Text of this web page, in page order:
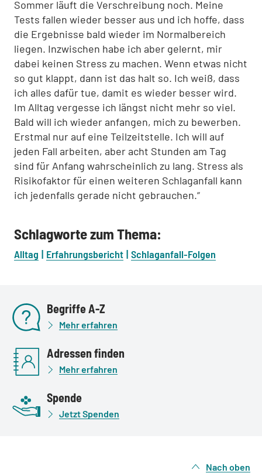
Sommer läuft die Verschreibung noch. Meine
Tests fallen wieder besser aus und ich hoffe, dass
die Ergebnisse bald wieder im Normalbereich
liegen. Inzwischen habe ich aber gelernt, mir
dabei keinen Stress zu machen. Wenn etwas nicht
so gut klappt, dann ist das halt so. Ich weiß, dass
ich alles dafür tue, damit es wieder besser wird.
Im Alltag vergesse ich längst nicht mehr so viel.
Bald will ich wieder anfangen, mich zu bewerben.
Erstmal nur auf eine Teilzeitstelle. Ich will auf
jeden Fall arbeiten, aber acht Stunden am Tag
sind für Anfang wahrscheinlich zu lang. Stress als
Risikofaktor für einen weiteren Schlaganfall kann
ich jedenfalls gerade nicht gebrauchen.“
Schlagworte zum Thema:
Alltag Erfahrungsbericht Schlaganfall-Folgen
Begriffe A-Z
Mehr erfahren
Adressen finden
Mehr erfahren
Spende
Jetzt Spenden
Nach oben